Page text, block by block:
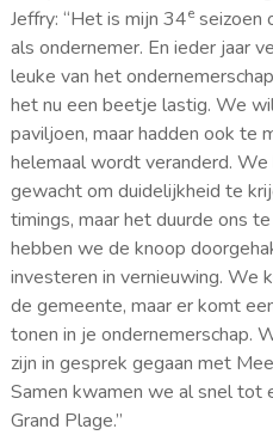
Jeffry: “Het is mijn 34eseizoen
als ondernemer. En ieder jaar
leuke van het
het nu een beetje lastig. We
paviljoen, maar hadden ook te
helemaal wordt veranderd.
gewacht om duidelijkheid te
timings, maar het duurde ons
hebben we de knoop
investeren in vernieuwing. We
de gemeente, maar er komt
tonen in je ondernemerschap.
zijn in gesprek gegaan met
Samen kwamen we al snel tot
Grand Plage.”